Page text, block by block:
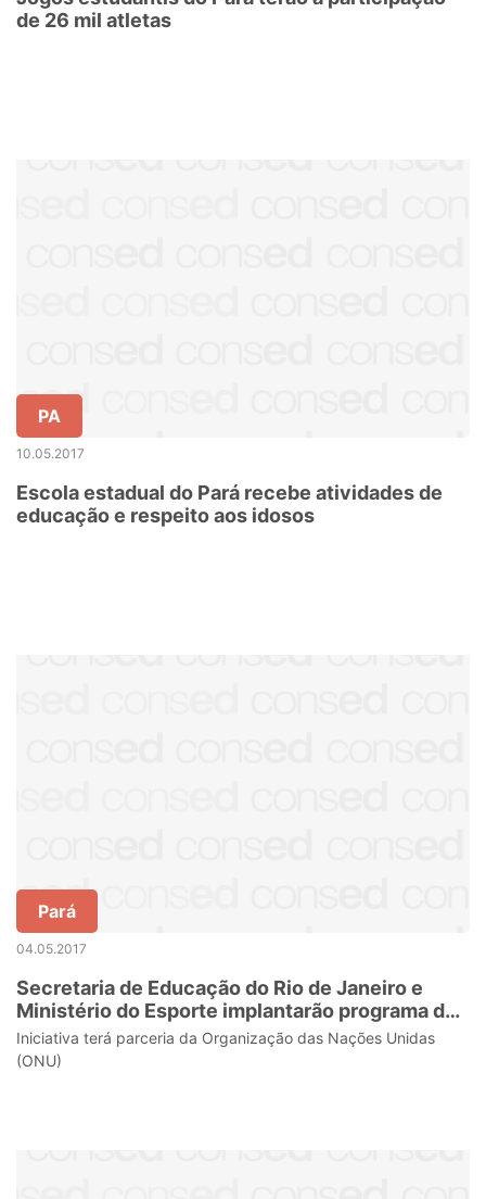
de 26 mil atletas
PA
10.05.2017
Escola estadual do Pará recebe atividades de
educação e respeito aos idosos
Pará
04.05.2017
Secretaria de Educação do Rio de Janeiro e
Ministério do Esporte implantarão programa de
esporte e cidadania
Iniciativa terá parceria da Organização das Nações Unidas
(ONU)